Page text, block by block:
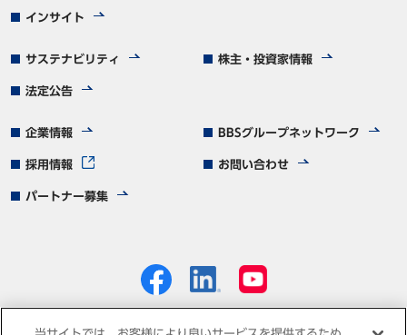
インサイト
サステナビリティ 株主・投資家情報
法定公告
企業情報 BBSグループネットワーク
採用情報 お問い合わせ
パートナー募集